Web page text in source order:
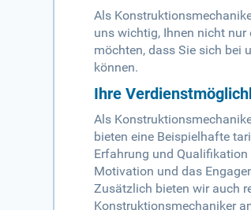
Als
uns wichtig, Ihnen nicht nur
möchten, dass Sie sich bei
können.
Ihre
Als
bieten eine Beispielhafte
Erfahrung und Qualifikation
Motivation und das
Zusätzlich bieten wir auch
Konstruktionsmechaniker